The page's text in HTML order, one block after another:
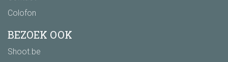
Colofon
BEZOEK OOK
Shoot.be